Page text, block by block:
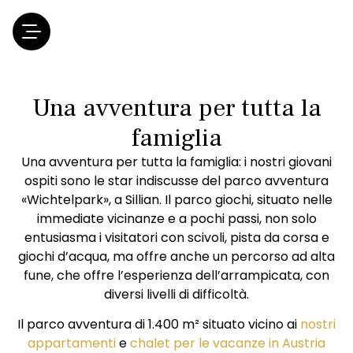
Una avventura per tutta la
famiglia
Una avventura per tutta la famiglia: i nostri giovani
ospiti sono le star indiscusse del parco avventura
«Wichtelpark», a Sillian. Il parco giochi, situato nelle
immediate vicinanze e a pochi passi, non solo
entusiasma i visitatori con scivoli, pista da corsa e
giochi d’acqua, ma offre anche un percorso ad alta
fune, che offre l’esperienza dell’arrampicata, con
diversi livelli di difficoltà.
Il parco avventura di 1.400 m² situato vicino ai nostri
appartamentiechalet per le vacanze in Austria